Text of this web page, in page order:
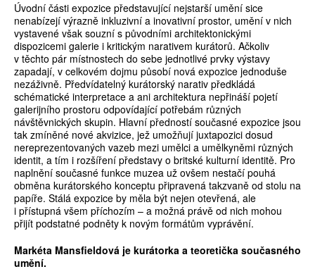
Úvodní části expozice představující nejstarší umění sice
nenabízejí výrazně inkluzivní a inovativní prostor, umění v nich
vystavené však souzní s původními architektonickými
dispozicemi galerie i kritickým narativem kurátorů. Ačkoliv
v těchto pár místnostech do sebe jednotlivé prvky výstavy
zapadají, v celkovém dojmu působí nová expozice jednoduše
nezáživně. Předvídatelný kurátorský narativ předkládá
schématické interpretace a ani architektura nepřináší pojetí
galerijního prostoru odpovídající potřebám různých
návštěvnických skupin. Hlavní předností současné expozice jsou
tak zmíněné nové akvizice, jež umožňují juxtapozici dosud
nereprezentovaných vazeb mezi umělci a umělkyněmi různých
identit, a tím i rozšíření představy o britské kulturní identitě. Pro
naplnění současné funkce muzea už ovšem nestačí pouhá
obměna kurátorského konceptu připravená takzvaně od stolu na
papíře. Stálá expozice by měla být nejen otevřená, ale
i přístupná všem příchozím – a možná právě od nich mohou
přijít podstatné podněty k novým formátům vyprávění.
Markéta ­Mansfieldová je kurátorka a teoretička současného
umění.